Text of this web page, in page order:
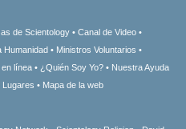
de Scientology
Canal de Video
Humanidad
Ministros Voluntarios
línea ¿Quién Soy Yo?
Nuestra Ayuda
Lugares Mapa de la web